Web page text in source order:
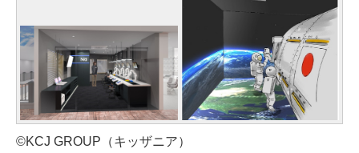
©KCJ GROUP（キッザニア）